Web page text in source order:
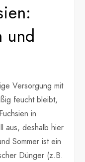
und
Versorgung mit
feucht bleibt,
in
aus, deshalb hier
Sommer ist ein
Dünger (z.B.